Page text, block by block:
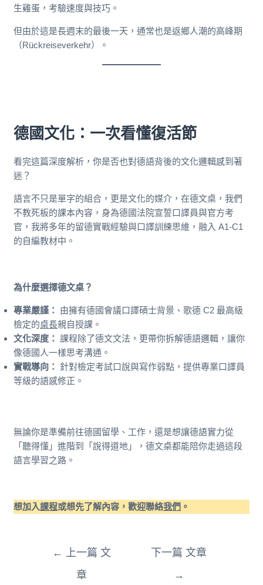
生雞蛋，考驗速度與技巧。
但由於這是長週末的最後一天，通常也是返鄉人潮的高峰期
（Rückreiseverkehr）。
德國文化：一次看懂復活節
看完這篇深度解析，你是否也對德語背後的文化邏輯感到著
迷？
語言不只是單字的組合，更是文化的媒介，在德文桌，我們
不教死板的課本內容，身為德國法院宣誓口譯員與官方考
官，我將多年的留德實戰經驗與口譯訓練思維，融入 A1-C1
的自編教材中。
為什麼選擇德文桌？
專業嚴謹：
由擁有德國會議口譯碩士背景、歌德 C2 最高級
檢定的桌長親自授課。
文化深度： 課程除了德文文法，更帶你拆解德語邏輯，讓你
像德國人一樣思考溝通。
實戰導向：
針對檢定考試口說與寫作弱點，提供專業口譯員
等級的語感修正。
無論你是準備前往德國留學、工作，還是想讓德語實力從
「聽得懂」進階到「說得道地」，德文桌都能陪你走過這段
語言學習之路。
想加入課程或想先了解內容，歡迎聯絡我們 。
←
上一篇 文
章
下一篇 文章
→